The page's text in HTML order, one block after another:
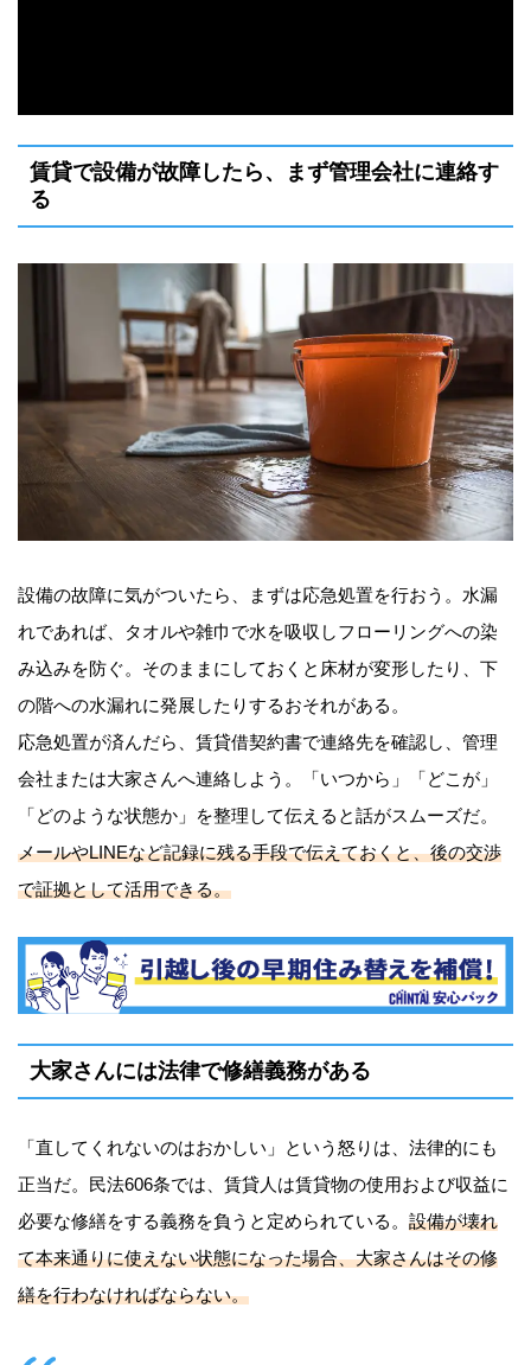
賃貸で設備が故障したら、まず管理会社に連絡す
る
設備の故障に気がついたら、まずは応急処置を行おう。水漏
れであれば、タオルや雑巾で水を吸収しフローリングへの染
み込みを防ぐ。そのままにしておくと床材が変形したり、下
の階への水漏れに発展したりするおそれがある。
応急処置が済んだら、賃貸借契約書で連絡先を確認し、管理
会社または大家さんへ連絡しよう。「いつから」「どこが」
「どのような状態か」を整理して伝えると話がスムーズだ。
メールやLINEなど記録に残る手段で伝えておくと、後の交渉
で証拠として活用できる。
大家さんには法律で修繕義務がある
「直してくれないのはおかしい」という怒りは、法律的にも
正当だ。民法606条では、賃貸人は賃貸物の使用および収益に
必要な修繕をする義務を負うと定められている。 設備が壊れ
て本来通りに使えない状態になった場合、大家さんはその修
繕を行わなければならない。